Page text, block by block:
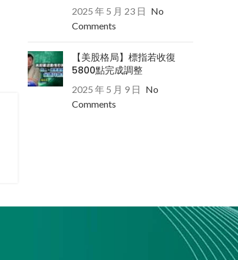
2025 年 5 月 23 日 No
Comments
【美股格局】標指若收復
5800點完成調整
2025 年 5 月 9 日 No
Comments